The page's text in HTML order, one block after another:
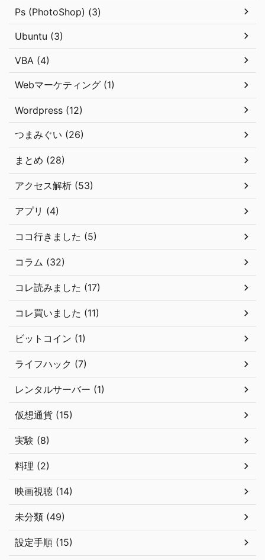
Ps (PhotoShop) (3)
Ubuntu (3)
VBA (4)
Webマーケティング (1)
Wordpress (12)
つまみぐい (26)
まとめ (28)
アクセス解析 (53)
アプリ (4)
ココ行きました (5)
コラム (32)
コレ読みました (17)
コレ買いました (11)
ビットコイン (1)
ライフハック (7)
レンタルサーバー (1)
仮想通貨 (15)
実験 (8)
料理 (2)
映画視聴 (14)
未分類 (49)
設定手順 (15)